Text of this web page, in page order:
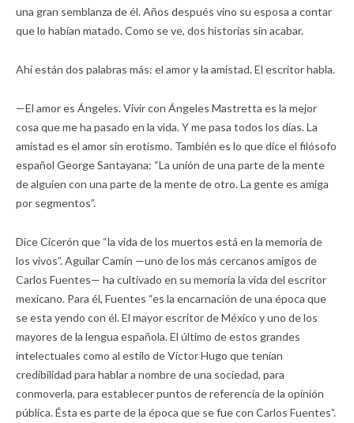
una gran semblanza de él. Años después vino su esposa a contar
que lo habían matado. Como se ve, dos historias sin acabar.
Ahí están dos palabras más: el amor y la amistad. El escritor habla.
—El amor es Ángeles. Vivir con Ángeles Mastretta es la mejor
cosa que me ha pasado en la vida. Y me pasa todos los días. La
amistad es el amor sin erotismo. También es lo que dice el filósofo
español George Santayana: “La unión de una parte de la mente
de alguien con una parte de la mente de otro. La gente es amiga
por segmentos”.
Dice Cicerón que “la vida de los muertos está en la memoria de
los vivos”. Aguilar Camín —uno de los más cercanos amigos de
Carlos Fuentes— ha cultivado en su memoria la vida del escritor
mexicano. Para él, Fuentes “es la encarnación de una época que
se esta yendo con él. El mayor escritor de México y uno de los
mayores de la lengua española. El último de estos grandes
intelectuales como al estilo de Víctor Hugo que tenían
credibilidad para hablar a nombre de una sociedad, para
conmoverla, para establecer puntos de referencia de la opinión
pública. Ésta es parte de la época que se fue con Carlos Fuentes”.